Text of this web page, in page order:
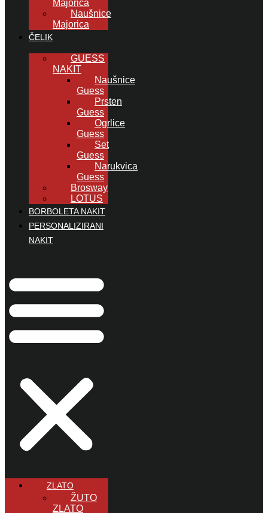
Majorica
Naušnice
Majorica
ČELIK
GUESS
NAKIT
Naušnice
Guess
Prsten
Guess
Ogrlice
Guess
Set
Guess
Narukvica
Guess
Brosway
LOTUS
BORBOLETA NAKIT
PERSONALIZIRANI
NAKIT
ZLATO
ŽUTO
ZLATO